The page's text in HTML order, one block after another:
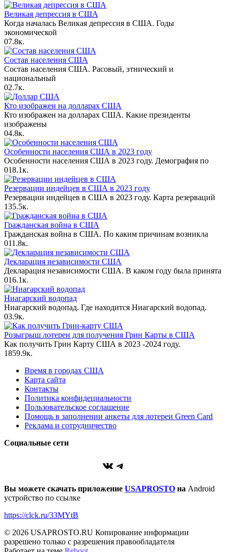
Великая депрессия в США
Когда началась Великая депрессия в США. Годы
экономической
07.8к.
Состав населения США
Состав населения США. Расовый, этнический и
национальный
02.7к.
Кто изображен на долларах США
Кто изображен на долларах США. Какие президенты
изображены
04.8к.
Особенности населения США в 2023 году
Особенности населения США в 2023 году. Демография по
018.1к.
Резервации индейцев в США в 2023 году
Резервации индейцев в США в 2023 году. Карта резерваций
135.5к.
Гражданская война в США
Гражданская война в США. По каким причинам возникла
011.8к.
Декларация независимости США
Декларация независимости США. В каком году была принята
016.1к.
Ниагарский водопад
Ниагарский водопад. Где находится Ниагарский водопад.
03.9к.
Розыгрыш лотереи для получения Грин Карты в США
Как получить Грин Карту США в 2023 -2024 году.
1859.9к.
Время в городах США
Карта сайта
Контакты
Политика конфидециальности
Пользовательское соглашение
Помощь в заполнении анкеты для лотереи Green Card
Реклама и сотрудничество
Социальные сети
VKTelegram
Вы можете скачать приложение USAPROSTO на Android
устройство по ссылке
https://clck.ru/33MYtB
© 2026 USAPROSTO.RU Копирование информации
разрешено только с разрешения правообладателя